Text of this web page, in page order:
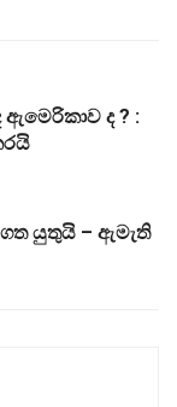
ද ? :
යුතුයි – ඇමැති